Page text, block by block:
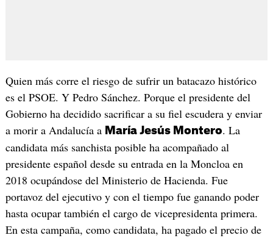
Quien más corre el riesgo de sufrir un batacazo histórico
es el PSOE. Y Pedro Sánchez. Porque el presidente del
Gobierno ha decidido sacrificar a su fiel escudera y enviar
a morir a Andalucía a María Jesús Montero. La
candidata más sanchista posible ha acompañado al
presidente español desde su entrada en la Moncloa en
2018 ocupándose del Ministerio de Hacienda. Fue
portavoz del ejecutivo y con el tiempo fue ganando poder
hasta ocupar también el cargo de vicepresidenta primera.
En esta campaña, como candidata, ha pagado el precio de